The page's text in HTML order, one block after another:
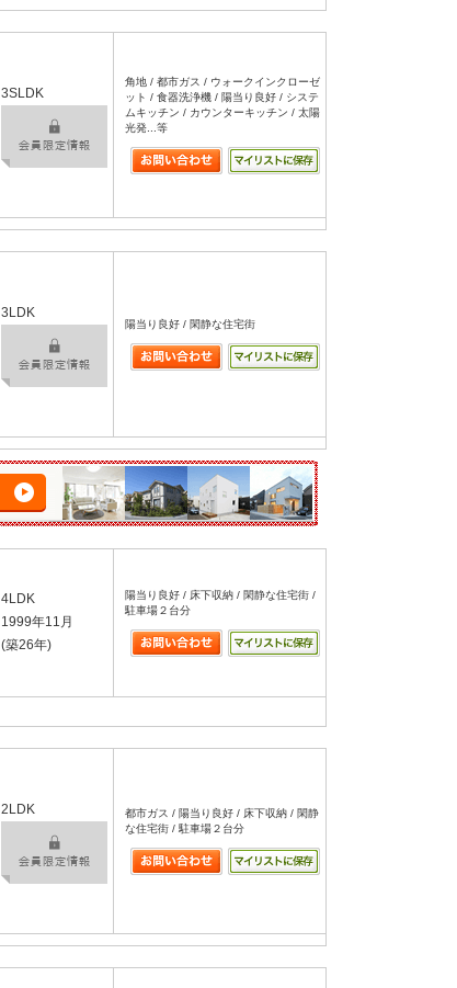
3SLDK
角地 / 都市ガス / ウォークインクローゼ
ット / 食器洗浄機 / 陽当り良好 / システ
ムキッチン / カウンターキッチン / 太陽
光発...等
3LDK
陽当り良好 / 閑静な住宅街
4LDK
1999年11月
(築26年)
陽当り良好 / 床下収納 / 閑静な住宅街 /
駐車場２台分
2LDK
都市ガス / 陽当り良好 / 床下収納 / 閑静
な住宅街 / 駐車場２台分